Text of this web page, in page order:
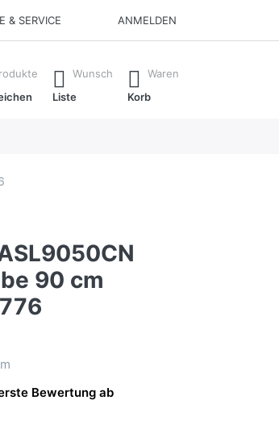
& SERVICE ANMELDEN
Drücken Sie die Eingabetaste, um alle
Wunsch
Liste
Waren
Korb
90 cm
Bewertung ab